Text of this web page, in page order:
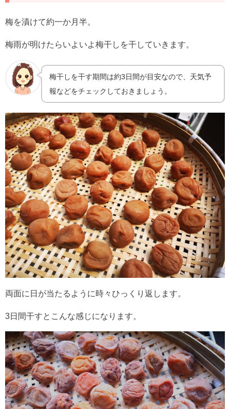
梅を漬けて約一か月半。
梅雨が明けたらいよいよ梅干しを干していきます。
梅干しを干す期間は約3日間が目安なので、天気予
報などをチェックしておきましょう。
両面に日が当たるように時々ひっくり返します。
3日間干すとこんな感じになります。